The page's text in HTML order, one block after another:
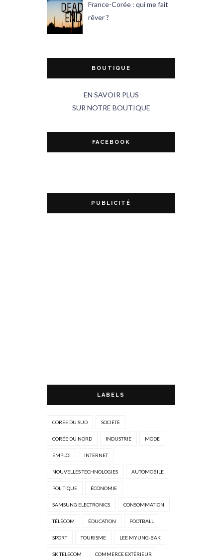
France-Corée : qui me fait
rêver ?
BOUTIQUE
EN SAVOIR PLUS
SUR NOTRE BOUTIQUE
FACEBOOK
PUBLICITÉ
LABELS
CORÉE DU SUD SOCIÉTÉ
CORÉE DU NORD INDUSTRIE MODE
EMPLOI INTERNET
NOUVELLES TECHNOLOGIES AUTOMOBILE
POLITIQUE ÉCONOMIE
SAMSUNG ELECTRONICS CONSOMMATION
TÉLÉCOM ÉDUCATION FOOTBALL
SPORT TOURISME LEE MYUNG-BAK
SK TELECOM COMMERCE EXTÉRIEUR